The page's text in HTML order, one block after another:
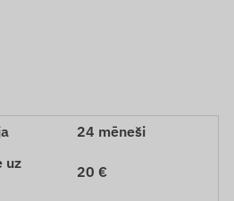
24 mēneši
uz
20 €